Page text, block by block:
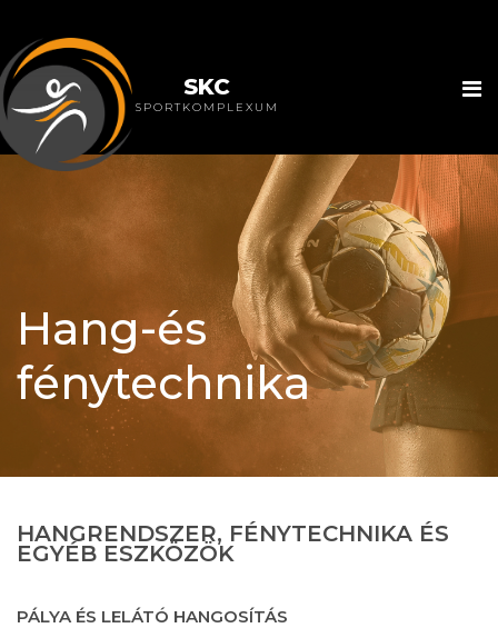
SKC
SPORTKOMPLEXUM
Hang-és
fénytechnika
HANGRENDSZER, FÉNYTECHNIKA ÉS
EGYÉB ESZKÖZÖK
PÁLYA ÉS LELÁTÓ HANGOSÍTÁS